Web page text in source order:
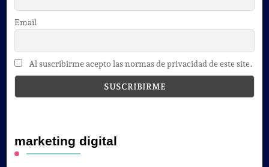
Email
Al suscribirme acepto las normas de privacidad de este site.
marketing digital